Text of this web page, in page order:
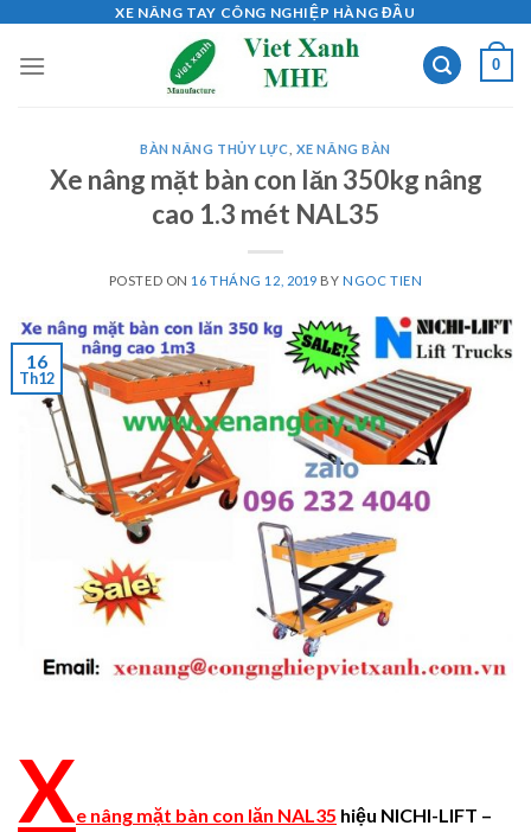
content
XE NÂNG TAY CÔNG NGHIỆP HÀNG ĐẦU
0
BÀN NÂNG THỦY LỰC XE NÂNG BÀN
Xe nâng mặt bàn con lăn 350kg nâng
cao 1.3 mét NAL35
POSTED ON 16 THÁNG 12, 2019 BYNGOC TIEN
16
Th12
Xe nâng mặt bàn con lăn NAL35 hiệu NICHI-LIFT –